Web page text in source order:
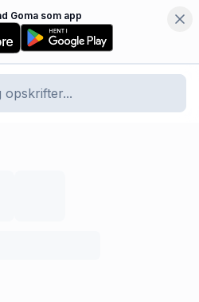
Goma som app